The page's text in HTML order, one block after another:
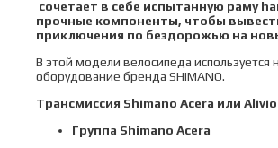
сочетает в себе испытанную раму
прочные компоненты, чтобы
приключения по бездорожью на
В этой модели велосипеда используется
оборудование бренда SHIMANO.
Трансмиссия Shimano Acera или Alivio
Группа Shimano Acera